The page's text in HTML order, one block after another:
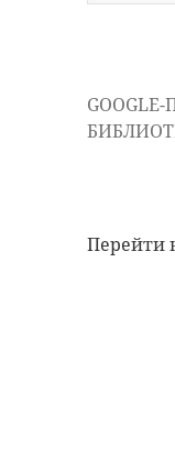
Перейти